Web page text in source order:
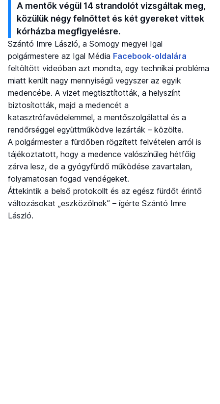
A mentők végül 14 strandolót vizsgáltak meg,
közülük négy felnőttet és két gyereket vittek
kórházba megfigyelésre.
Szántó Imre László, a Somogy megyei Igal
polgármestere az Igal Média Facebook-oldalára
feltöltött videóban azt mondta, egy technikai probléma
miatt került nagy mennyiségű vegyszer az egyik
medencébe. A vizet megtisztították, a helyszínt
biztosították, majd a medencét a
katasztrófavédelemmel, a mentőszolgálattal és a
rendőrséggel együttműködve lezárták – közölte.
A polgármester a fürdőben rögzített felvételen arról is
tájékoztatott, hogy a medence valószínűleg hétfőig
zárva lesz, de a gyógyfürdő működése zavartalan,
folyamatosan fogad vendégeket.
Áttekintik a belső protokollt és az egész fürdőt érintő
változásokat „eszközölnek” – ígérte Szántó Imre
László.